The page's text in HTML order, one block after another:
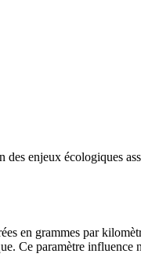
enjeux écologiques
en grammes par
Ce paramètre influence